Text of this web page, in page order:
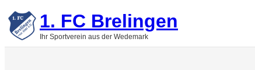
Zum
Inhalt
springen1. FC Brelingen
Ihr Sportverein aus der Wedemark